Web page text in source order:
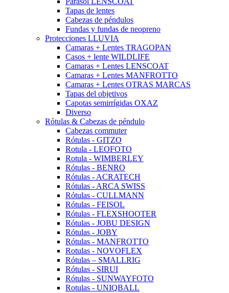
Tapas de lentes
Cabezas de péndulos
Fundas y fundas de neopreno
Protecciones LLUVIA
Camaras + Lentes TRAGOPAN
Casos + lente WILDLIFE
Camaras + Lentes LENSCOAT
Camaras + Lentes MANFROTTO
Camaras + Lentes OTRAS MARCAS
Tapas del objetivos
Capotas semirrígidas OXAZ
Diverso
Rótulas & Cabezas de péndulo
Cabezas commuter
Rótulas - GITZO
Rotula - LEOFOTO
Rotula - WIMBERLEY
Rótulas - BENRO
Rótulas - ACRATECH
Rótulas - ARCA SWISS
Rótulas - CULLMANN
Rótulas - FEISOL
Rótulas - FLEXSHOOTER
Rótulas - JOBU DESIGN
Rótulas - JOBY
Rótulas - MANFROTTO
Rotulas - NOVOFLEX
Rótulas – SMALLRIG
Rótulas - SIRUI
Rótulas - SUNWAYFOTO
Rotulas - UNIQBALL